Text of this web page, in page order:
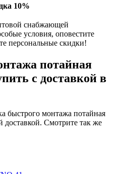
10%
снабжающей
условия, оповестите
персональные скидки!
потайная
с доставкой в
быстрого монтажа потайная
доставкой. Смотрите так же